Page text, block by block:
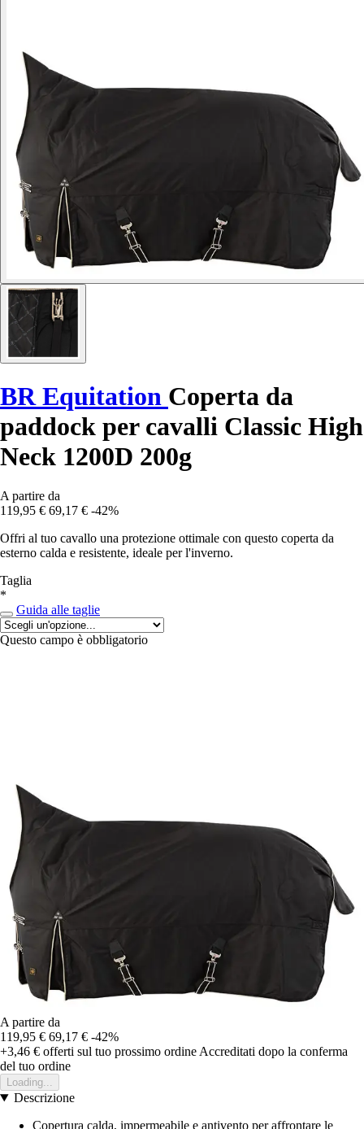
BR Equitation Coperta da
paddock per cavalli Classic High
Neck 1200D 200g
A partire da
119,95 € 69,17 € -42%
Offri al tuo cavallo una protezione ottimale con questo coperta da
esterno calda e resistente, ideale per l'inverno.
Taglia
*
Guida alle taglie
Questo campo è obbligatorio
A partire da
119,95 € 69,17 € -42%
+3,46 € offerti sul tuo prossimo ordine Accreditati dopo la conferma
del tuo ordine
Loading...
Descrizione
Copertura calda, impermeabile e antivento per affrontare le